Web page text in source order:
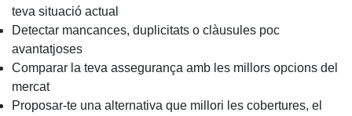
teva situació actual
Detectar mancances, duplicitats o clàusules poc
avantatjoses
Comparar la teva assegurança amb les millors opcions del
mercat
Proposar-te una alternativa que millori les cobertures, el